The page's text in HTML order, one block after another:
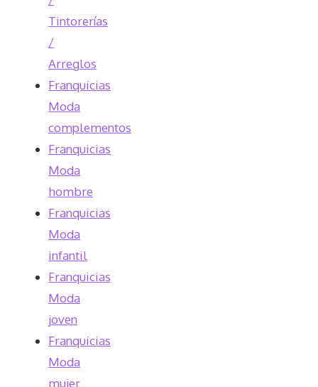
Tintorerías
/
Arreglos
Franquicias
Moda
complementos
Franquicias
Moda
hombre
Franquicias
Moda
infantil
Franquicias
Moda
joven
Franquicias
Moda
mujer